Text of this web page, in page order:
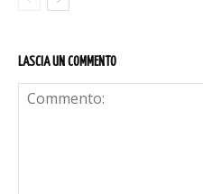
LASCIA UN COMMENTO